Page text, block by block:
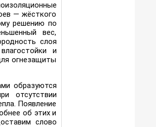
— жёсткого
решению по
вес,
слоя
и
огнезащиты
образуются
отсутствии
Появление
об этих и
слово